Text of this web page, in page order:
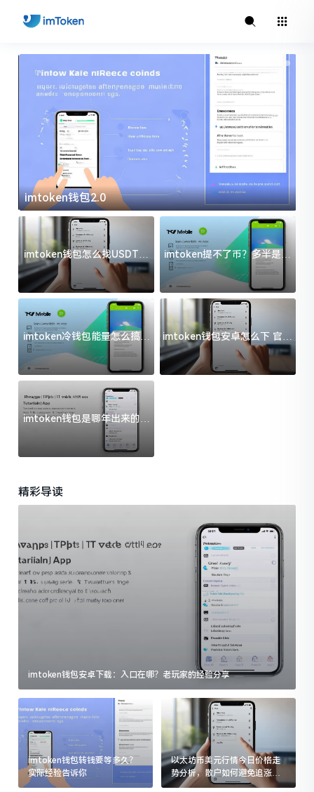
imtoken钱包2.0
imtoken钱包怎么找USDT地
址？三步搞定不踩坑
imtoken提不了币？多半是这
几件事没处理好
imtoken冷钱包能量怎么搞？
过来人告诉你门道
imtoken钱包安卓怎么下 官方
渠道避坑指南
imtoken钱包是哪年出来的？
一文给你说清楚
精彩导读
imtoken钱包安卓下载：入口在哪？老玩家的经验分享
imtoken钱包转钱要等多久？
实际经验告诉你
以太坊币美元行情今日价格走
势分析，散户如何避免追涨杀
跌被套牢